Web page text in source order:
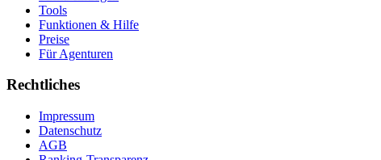
Tools
Funktionen & Hilfe
Preise
Für Agenturen
Rechtliches
Impressum
Datenschutz
AGB